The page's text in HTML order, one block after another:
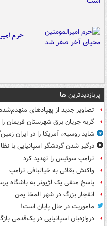
حرم
پربازدیدترین ها
تصاویر جدید از پهپادهای
گربه جریان برق شهرستان فریمان
شاید روسیه، آمریکا را در ایران
درگیر شدن گردشگر اسپانیایی با
ترامپ سوئیس را تهدید کرد
واکنش بقائی به خیالبافی ترامپ
پاسخ منفی یک لژیونر به باشگاه
انفجار بزرگ در شهر المخا یمن
ماموریت در حال پایان است!
دروازه‌بان اسپانیایی در یک‌قدمی